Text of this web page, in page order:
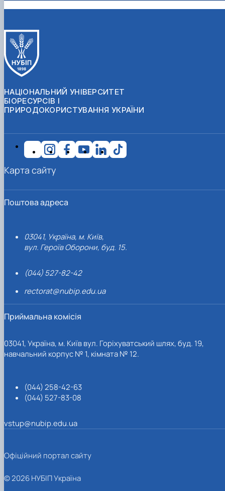
НАЦІОНАЛЬНИЙ УНІВЕРСИТЕТ
БІОРЕСУРСІВ І
ПРИРОДОКОРИСТУВАННЯ УКРАЇНИ
Поштова адреса
03041, Україна, м. Київ,
вул. Героїв Оборони, буд. 15.
(044) 527-82-42
rectorat@nubip.edu.ua
Приймальна комісія
03041, Україна, м. Київ вул. Горіхуватський шлях, буд. 19,
навчальний корпус № 1, кімната № 12.
(044) 258-42-63
(044) 527-83-08
vstup@nubip.edu.ua
Карта сайту
Офіційний портал сайту
© 2026 НУБІП Україна